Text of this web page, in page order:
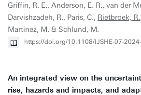
Griffin, R. E., Anderson, E. R., van der
Darvishzadeh, R., Paris, C., Rietbroek, R.
Martinez, M. & Schlund, M.
https://doi.org/10.1108/IJSHE-07-
An integrated view on the
rise, hazards and impacts, and